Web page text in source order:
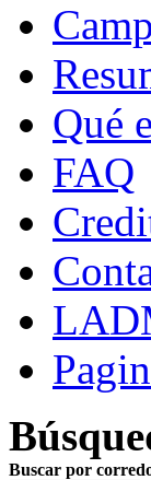
Qué
FAQ
Buscar por